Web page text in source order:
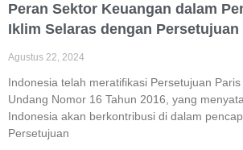
Peran Sektor Keuangan dalam
Iklim Selaras dengan Persetujuan
Agustus 22, 2024
Indonesia telah meratifikasi Persetujuan
Undang Nomor 16 Tahun 2016, yang
Indonesia akan berkontribusi di dalam
Persetujuan